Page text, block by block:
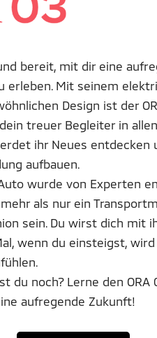
bereit, mit dir eine
erleben. Mit seinem
Design ist der
treuer Begleiter in
ihr Neues entdecken
aufbauen.
wurde von Experten
als nur ein
sein. Du wirst dich mit
wenn du einsteigst,
du noch? Lerne den ORA
aufregende Zukunft!